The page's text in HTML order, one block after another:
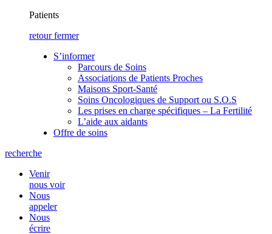
Patients
retour fermer
S’informer
Parcours de Soins
Associations de Patients Proches
Maisons Sport-Santé
Soins Oncologiques de Support ou S.O.S
Les prises en charge spécifiques – La Fertilité
L’aide aux aidants
Offre de soins
recherche
Venir
nous voir
Nous
appeler
Nous
écrire